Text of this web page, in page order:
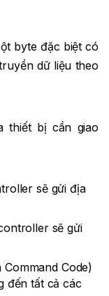
byte đặc biệt có
dữ liệu theo
thiết bị cần giao
sẽ gửi địa
sẽ gửi
Code)
đến tất cả các